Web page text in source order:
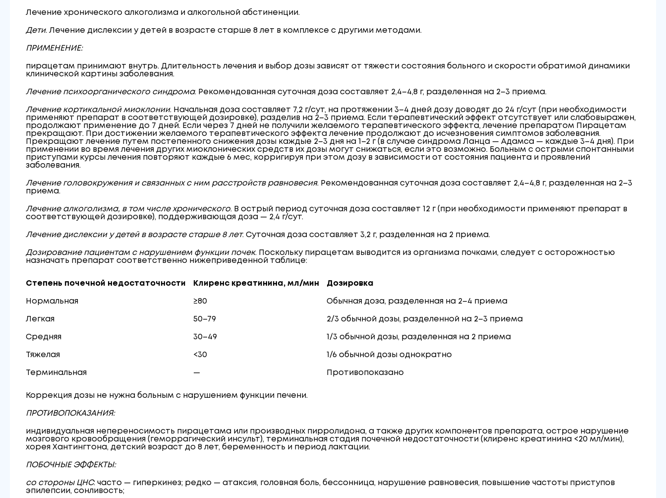
Лечение хронического алкоголизма и алкогольной абстиненции.
Дети. Лечение дислексии у детей в возрасте старше 8 лет в комплексе с другими методами.
ПРИМЕНЕНИЕ:
пирацетам принимают внутрь. Длительность лечения и выбор дозы зависят от тяжести состояния больного и скорости обратимой динамики
клинической картины заболевания.
Лечение психоорганического синдрома. Рекомендованная суточная доза составляет 2,4–4,8 г, разделенная на 2–3 приема.
Лечение кортикальной миоклонии. Начальная доза составляет 7,2 г/сут, на протяжении 3–4 дней дозу доводят до 24 г/сут (при необходимости
применяют препарат в соответствующей дозировке), разделив на 2–3 приема. Если терапевтический эффект отсутствует или слабовыражен,
продолжают применение до 7 дней. Если через 7 дней не получили желаемого терапевтического эффекта, лечение препаратом Пирацетам
прекращают. При достижении желаемого терапевтического эффекта лечение продолжают до исчезновения симптомов заболевания.
Прекращают лечение путем постепенного снижения дозы каждые 2–3 дня на 1–2 г (в случае синдрома Ланца — Адамса — каждые 3–4 дня). При
применении во время лечения других миоклонических средств их дозы могут снижаться, если это возможно. Больным с острыми спонтанными
приступами курсы лечения повторяют каждые 6 мес, корригируя при этом дозу в зависимости от состояния пациента и проявлений
заболевания.
Лечение головокружения и связанных с ним расстройств равновесия. Рекомендованная суточная доза составляет 2,4–4,8 г, разделенная на 2–3
приема.
Лечение алкоголизма, в том числе хронического. В острый период суточная доза составляет 12 г (при необходимости применяют препарат в
соответствующей дозировке), поддерживающая доза — 2,4 г/сут.
Лечение дислексии у детей в возрасте старше 8 лет. Суточная доза составляет 3,2 г, разделенная на 2 приема.
Дозирование пациентам с нарушением функции почек. Поскольку пирацетам выводится из организма почками, следует с осторожностью
назначать препарат соответственно нижеприведенной таблице:
Степень почечной недостаточности Клиренс креатинина, мл/мин Дозировка
Нормальная ≥80 Обычная доза, разделенная на 2–4 приема
Легкая 50–79 2/3 обычной дозы, разделенной на 2–3 приема
Средняя 30–49 1 /3 обычной дозы, разделенная на 2 приема
Тяжелая <30 1 /6 обычной дозы однократно
Терминальная — Противопоказано
Коррекция дозы не нужна больным с нарушением функции печени.
ПРОТИВОПОКАЗАНИЯ:
индивидуальная непереносимость пирацетама или производных пирролидона, а также других компонентов препарата, острое нарушение
мозгового кровообращения (геморрагический инсульт), терминальная стадия почечной недостаточности (клиренс креатинина <20 мл/мин),
хорея Хантингтона, детский возраст до 8 лет, беременность и период лактации.
ПОБОЧНЫЕ ЭФФЕКТЫ:
со стороны ЦНС: часто — гиперкинез; редко — атаксия, головная боль, бессонница, нарушение равновесия, повышение частоты приступов
эпилепсии, сонливость;